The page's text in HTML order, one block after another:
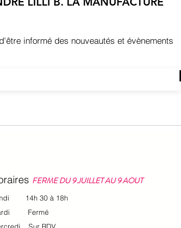
informé des nouveautés et évènements
FERME DU 9 JUILLET AU 9 AOUT
14h 30 à 18h
Fermé